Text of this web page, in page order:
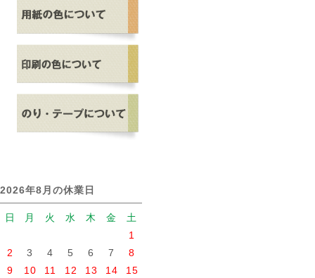
2026年8月の休業日
日 月 火 水 木 金
土
1
2
3 4 5 6 7
8
9
10 11 12 13 14
15